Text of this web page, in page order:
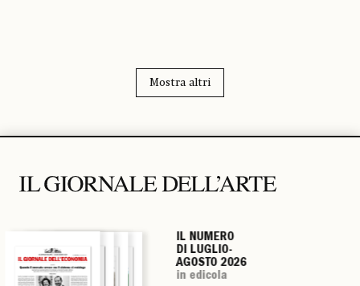
Mostra altri
IL NUMERO
DI LUGLIO-
AGOSTO 2026
in edicola
IL NUMERO
DI LUGLIO-
AGOSTO 2026
in edicola
IL NUMERO
DI LUGLIO-
AGOSTO 2026
in edicola
IL NUMERO
DI LUGLIO-
AGOSTO 2026
in edicola